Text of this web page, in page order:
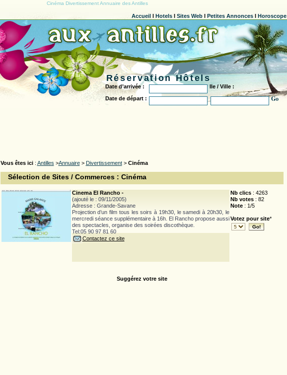
Cinéma Divertissement Annuaire des Antilles
Accueill Hotelsl Sites Webl Petites Annoncesl Horoscope
Réservation Hôtels
Date d’arrivée :
Ile / Ville :
Date de départ :
Go
Vous êtes ici : Antilles >Annuaire> Divertissement> Cinéma
Sélection de Sites / Commerces : Cinéma
Cinema El Rancho -
(ajouté le : 09/11/2005)
Adresse : Grande-Savane
Projection d’un film tous les soirs à 19h30, le samedi à 20h30, le
mercredi séance supplémentaire à 16h. El Rancho propose aussi
des spectacles, organise des soirées discothèque.
Tel:05 90 97 81 60
Contactez ce site
Nb clics: 4263
Nb votes: 82
Note: 1/5
Votez pour site*
Suggérez votre site